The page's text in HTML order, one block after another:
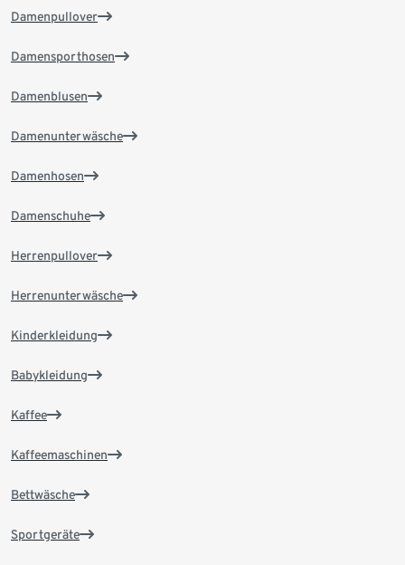
Damenpullover
Damensporthosen
Damenblusen
Damenunterwäsche
Damenhosen
Damenschuhe
Herrenpullover
Herrenunterwäsche
Kinderkleidung
Babykleidung
Kaffee
Kaffeemaschinen
Bettwäsche
Sportgeräte